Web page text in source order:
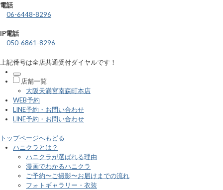
電話
06-6448-8296
IP電話
050-6861-8296
上記番号は全店共通受付ダイヤルです！
店舗一覧
大阪天満宮南森町本店
WEB予約
LINE予約・お問い合わせ
LINE予約・お問い合わせ
トップページへもどる
ハニクラとは？
ハニクラが選ばれる理由
漫画でわかるハニクラ
ご予約〜ご撮影〜お届けまでの流れ
フォトギャラリー・衣装